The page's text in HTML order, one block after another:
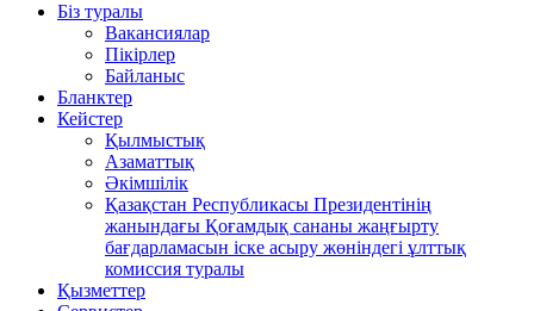
Біз туралы
Вакансиялар
Пікірлер
Байланыс
Бланктер
Кейстер
Қылмыстық
Азаматтық
Әкімшілік
Қазақстан Республикасы Президентінің
жанындағы Қоғамдық сананы жаңғырту
бағдарламасын іске асыру жөніндегі ұлттық
комиссия туралы
Қызметтер